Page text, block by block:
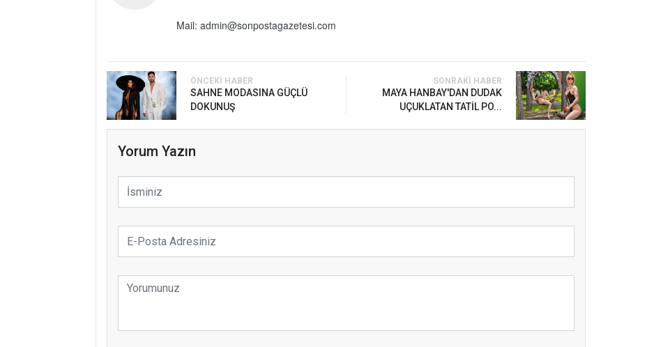
Mail: admin@sonpostagazetesi.com
ÖNCEKI HABER
SAHNE MODASINA GÜÇLÜ
DOKUNUŞ
SONRAKI HABER
MAYA HANBAY'DAN DUDAK
UÇUKLATAN TATİL PO...
Yorum Yazın